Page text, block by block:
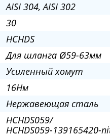
AISI 304, AISI 302
30
HCHDS
Для шланга Ø59-63мм
Усиленный хомут
16Нм
Нержавеющая сталь
HCHDS059/
HCHDS059-139165420-